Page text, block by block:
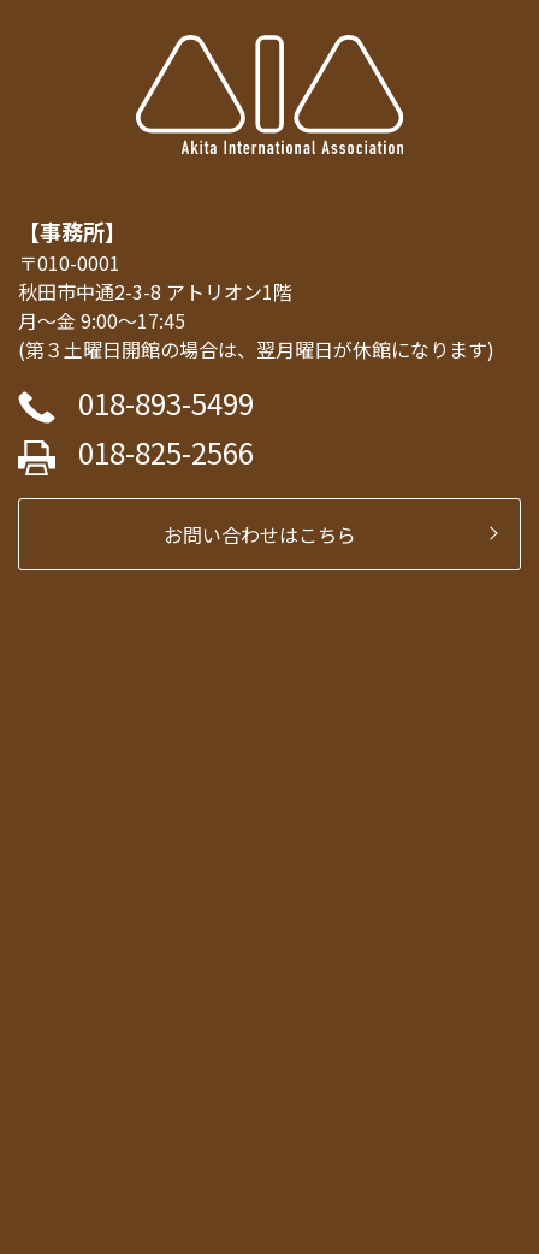
【事務所】
〒010-0001
秋田市中通2-3-8 アトリオン1階
月～金 9:00～17:45
(第３土曜日開館の場合は、翌月曜日が休館になります)
018-893-5499
018-825-2566
お問い合わせはこちら